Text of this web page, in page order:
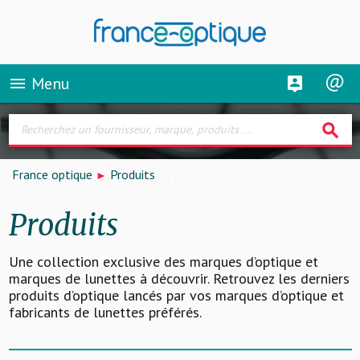
menu Menu
search
France optique Produits
Produits
Une collection exclusive des marques d’optique et
marques de lunettes à découvrir. Retrouvez les derniers
produits d’optique lancés par vos marques d’optique et
fabricants de lunettes préférés.